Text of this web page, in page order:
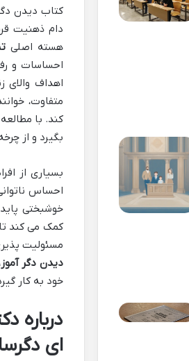
کتاب دیدن
دام ذهنیت
هسته اصلی
احساسات و
اهداف والای
متفاوت،
کند. با
بگیرد و از
بسیاری از
احساس
خوشبختی
کمک می کند
مسئولیت
دیدن دگر آموز
خود به کار
درباره
ای